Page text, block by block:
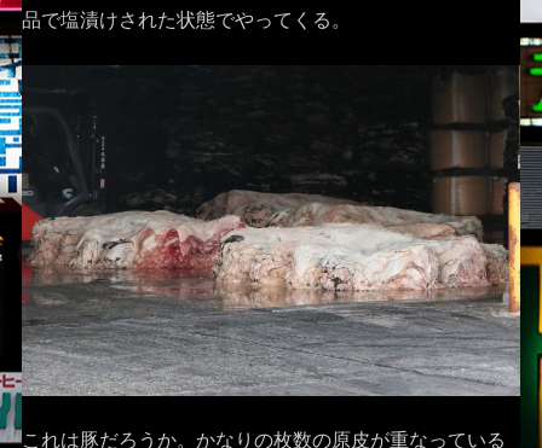
品で塩漬けされた状態でやってくる。
これは豚だろうか。かなりの枚数の原皮が重なっている